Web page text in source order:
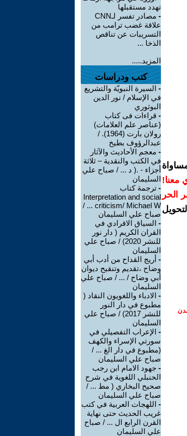
معنا!
الحر
تهدد مستقبلها
-
مصادر تفسر لـCNN
علاقة غضب ترامب من
التسريبات عن تناقص
الذخا ...
المزيد.....
كتب ودراسات
- السيرة النبويّة والتشريع
في الإسلام / نور الدين
البوثوري
- قراءات فى كتاب
(عناصر علم العلامات)
رولان بارت (1964). /
عبدالرؤوف بطيخ
- معجم الأحاديث والآثار
في الكتب والنقدية – ثلاثة
أجزاء - .( د ... / صباح علي
السليمان
- ترجمة كتاب
Interpretation and social
criticism/ Michael W ... /
صباح علي السليمان
- السياق الافرادي في
القران الكريم ( دار نور
للنشر 2020) / صباح علي
السليمان
- أريج القداح من أدب أبي
وضاح ،تقديم وتنقيح ديوان
أبي وضاح / ... / صباح علي
السليمان
- الادباء واللغويون النقاد (
مطبوع في دار النور
للنشر 2017) / صباح علي
السليمان
- الإعراب التفصيلي في
سورتي الإسراء والكهف
(مطبوع في دار الغ ... /
صباح علي السليمان
- جهود الامام ابن رجب
الحنبلي اللغوية في شرح
صحيح البخاري ( مط ... /
صباح علي السليمان
- اللهجات العربية في كتب
غريب الحديث حتى نهاية
القرن الرابع ال ... / صباح
علي السليمان